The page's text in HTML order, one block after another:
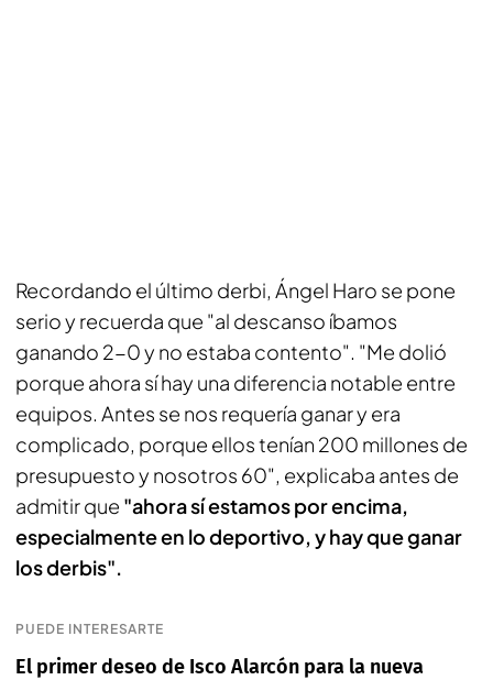
Recordando el último derbi, Ángel Haro se pone
serio y recuerda que "al descanso íbamos
ganando 2-0 y no estaba contento". "Me dolió
porque ahora sí hay una diferencia notable entre
equipos. Antes se nos requería ganar y era
complicado, porque ellos tenían 200 millones de
presupuesto y nosotros 60", explicaba antes de
admitir que "ahora sí estamos por encima,
especialmente en lo deportivo, y hay que ganar
los derbis".
PUEDE INTERESARTE
El primer deseo de Isco Alarcón para la nueva